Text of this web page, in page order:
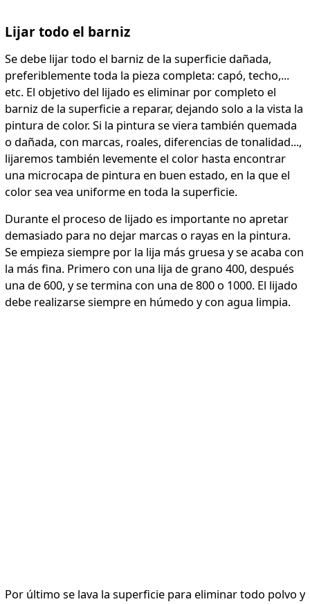
Lijar todo el barniz
Se debe lijar todo el barniz de la superficie dañada,
preferiblemente toda la pieza completa: capó, techo,...
etc. El objetivo del lijado es eliminar por completo el
barniz de la superficie a reparar, dejando solo a la vista la
pintura de color. Si la pintura se viera también quemada
o dañada, con marcas, roales, diferencias de tonalidad...,
lijaremos también levemente el color hasta encontrar
una microcapa de pintura en buen estado, en la que el
color sea vea uniforme en toda la superficie.
Durante el proceso de lijado es importante no apretar
demasiado para no dejar marcas o rayas en la pintura.
Se empieza siempre por la lija más gruesa y se acaba con
la más fina. Primero con una lija de grano 400, después
una de 600, y se termina con una de 800 o 1000. El lijado
debe realizarse siempre en húmedo y con agua limpia.
Por último se lava la superficie para eliminar todo polvo y